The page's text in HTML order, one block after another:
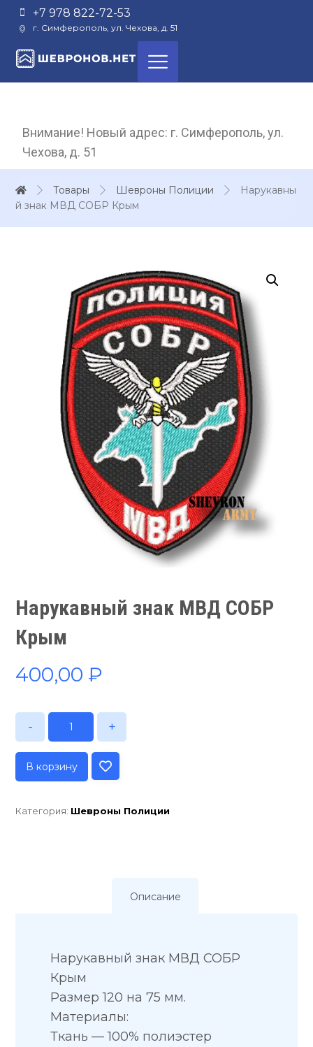
+7 978 822-72-53
г. Симферополь, ул. Чехова, д. 51
Внимание! Новый адрес: г. Симферополь, ул.
Чехова, д. 51
Товары Шевроны Полиции
Нарукавны
й знак МВД СОБР Крым
Нарукавный знак МВД СОБР
Крым
400,00₽
- +
В корзину
Категория: Шевроны Полиции
Описание
Нарукавный знак МВД СОБР
Крым
Размер 120 на 75 мм.
Материалы:
Ткань — 100% полиэстер